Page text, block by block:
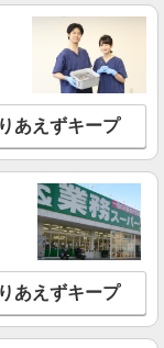
あえずキープ
あえずキープ